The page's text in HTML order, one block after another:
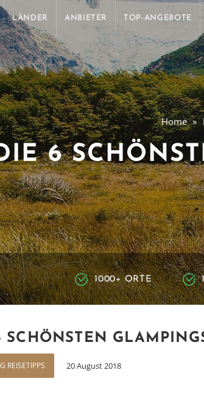
LÄNDER ANBIETER TOP-ANGEBOTE
Home
6
1000+ ORTE
SCHÖNSTEN
REISETIPPS 20 August 2018